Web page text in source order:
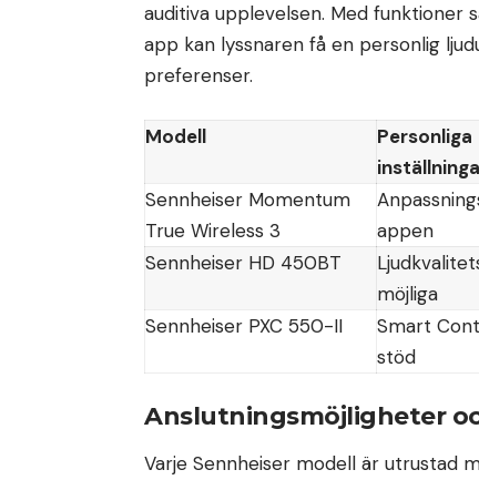
auditiva upplevelsen. Med funktioner
app kan lyssnaren få en personlig
preferenser.
Modell
Personliga
Sennheiser Momentum
True Wireless 3
appen
Sennheiser HD 450BT
möjliga
Sennheiser PXC 550-II
Smart
stöd
Anslutningsmöjligheter
Varje Sennheiser modell är utrustad